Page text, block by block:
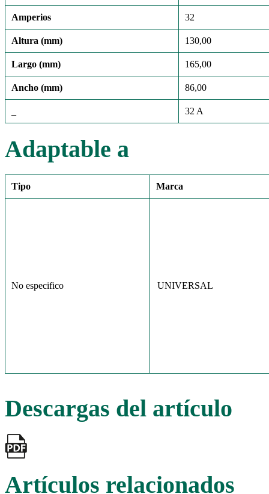
Amperios 32
Altura (mm) 130,00
Largo (mm) 165,00
Ancho (mm) 86,00
32 A
Adaptable a
Tipo Marca
No especifico UNIVERSAL
Descargas del artículo
Artículos relacionados